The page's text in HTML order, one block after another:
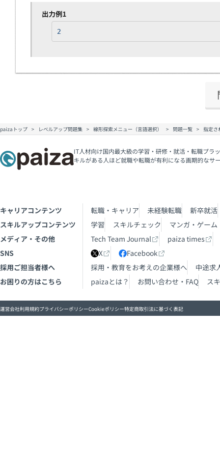
出力例1
2
paizaトップ レベルアップ問題集 線形探索メニュー（言語選択） 問題一覧 指定さ
IT人材向け国内最大級の学習・研修・就活・転職プラ
キルがある人ほど就職や転職が有利になる画期的なサ
キャリアコンテンツ 転職・キャリア 未経験転職
新卒就活
スキルアップコンテンツ
学習 スキルチェック
マンガ・ゲーム
メディア・その他
Tech Team Journal
paiza times
SNS
X
Facebook
採用ご担当者様へ
採用・教育をお考えの企業様へ
中途求
お困りの方はこちら
paizaとは？ お問い合わせ・FAQ ス
運営会社利用規約プライバシーポリシーCookieポリシー特定商取引法に基づく表記